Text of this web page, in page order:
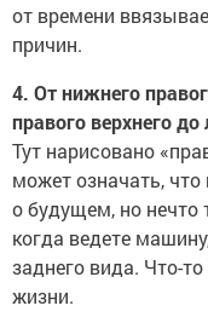
от времени
причин.
4. От нижнего
правого верхнего
Тут нарисовано
может означать,
о будущем, но нечто
когда ведете
заднего вида. Что-
жизни.